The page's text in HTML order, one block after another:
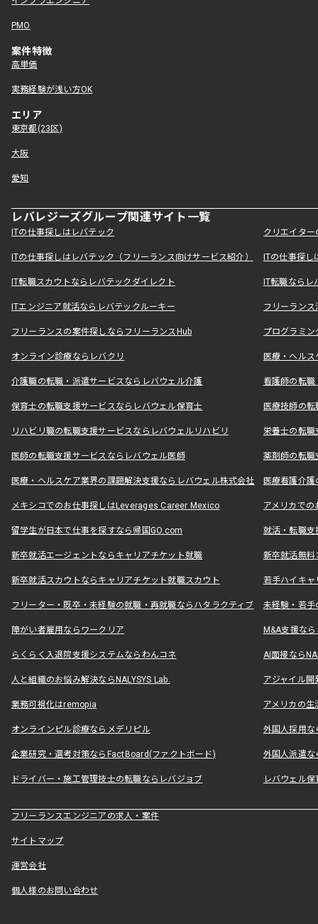
PMO
案件特徴
高単価
実務経験が浅い方OK
エリア
東京都(23区)
大阪
愛知
レバレジーズグループ関連サイト一覧
ITの仕事探しはレバテック クリエイタ
ITの仕事探しはレバテック（フリーランス向けサービス紹介） ITの仕事探
IT転職スカウトならレバテックダイレクト IT転職なら
ITエンジニア就活ならレバテックルーキー フリーラン
フリーランスの案件探しならフリーランスHub プログラミ
オンライン診療ならレバクリ 医療・ヘル
介護職の転職・派遣サービスならレバウェル介護 看護師の転
保育士の転職支援サービスならレバウェル保育士 医療技師の
リハビリ職の転職支援サービスならレバウェルリハビリ 栄養士の転
医師の転職支援サービスならレバウェル医師 薬剤師の転
医療・ヘルスケア業界の課題解決支援ならレバウェル株式会社 医療看護介
メキシコでのお仕事探しはLeverages Career Mexico アメリカで
留学生が日本で仕事を探すなら帰国GO.com 就活・転職
新卒就活エージェントならキャリアチケット就職 新卒就活無料
新卒就活スカウトならキャリアチケット就職スカウト 若手ハイキ
フリーター・既卒・未経験の就職・再就職ならハタラクティブ 未経験・若手
障がい者雇用ならワークリア M&A支援な
らくらく入退院支援システムならわんコネ AI面接なら
人と組織のお悩み解決ならNALYSYS Lab. アジャイル
業務可視化はremopia アメリカの
オンラインピル診療ならメデリピル 外国人採用
企業研究・選考対策ならFactBoard(ファクトボード) 外国人派遣な
ドライバー・施工管理技士の転職ならレバジョブ レバウェル
フリーランスエンジニアの求人・案件
サイトマップ
運営会社
個人様のお問い合わせ